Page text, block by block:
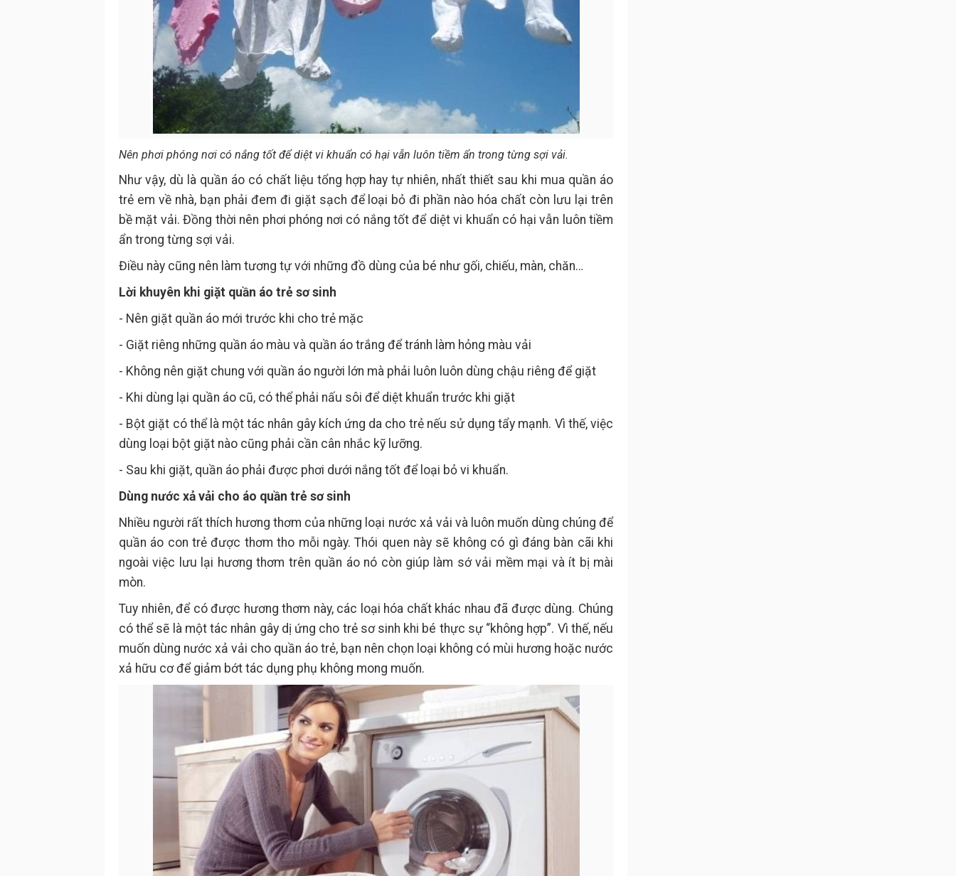
Nên phơi phóng nơi có nắng tốt để diệt vi khuẩn có hại vẫn luôn tiềm ẩn trong từng sợi vải.
Như vậy, dù là quần áo có chất liệu tổng hợp hay tự nhiên, nhất thiết sau khi mua quần áo
trẻ em về nhà, bạn phải đem đi giặt sạch để loại bỏ đi phần nào hóa chất còn lưu lại trên
bề mặt vải. Đồng thời nên phơi phóng nơi có nắng tốt để diệt vi khuẩn có hại vẫn luôn tiềm
ẩn trong từng sợi vải.
Điều này cũng nên làm tương tự với những đồ dùng của bé như gối, chiếu, màn, chăn…
Lời khuyên khi giặt quần áo trẻ sơ sinh
- Nên giặt quần áo mới trước khi cho trẻ mặc
- Giặt riêng những quần áo màu và quần áo trắng để tránh làm hỏng màu vải
- Không nên giặt chung với quần áo người lớn mà phải luôn luôn dùng chậu riêng để giặt
- Khi dùng lại quần áo cũ, có thể phải nấu sôi để diệt khuẩn trước khi giặt
- Bột giặt có thể là một tác nhân gây kích ứng da cho trẻ nếu sử dụng tẩy mạnh. Vì thế, việc
dùng loại bột giặt nào cũng phải cần cân nhắc kỹ lưỡng.
- Sau khi giặt, quần áo phải được phơi dưới nắng tốt để loại bỏ vi khuẩn.
Dùng nước xả vải cho áo quần trẻ sơ sinh
Nhiều người rất thích hương thơm của những loại nước xả vải và luôn muốn dùng chúng để
quần áo con trẻ được thơm tho mỗi ngày. Thói quen này sẽ không có gì đáng bàn cãi khi
ngoài việc lưu lại hương thơm trên quần áo nó còn giúp làm sớ vải mềm mại và ít bị mài
mòn.
Tuy nhiên, để có được hương thơm này, các loại hóa chất khác nhau đã được dùng. Chúng
có thể sẽ là một tác nhân gây dị ứng cho trẻ sơ sinh khi bé thực sự “không hợp”. Vì thế, nếu
muốn dùng nước xả vải cho quần áo trẻ, bạn nên chọn loại không có mùi hương hoặc nước
xả hữu cơ để giảm bớt tác dụng phụ không mong muốn.